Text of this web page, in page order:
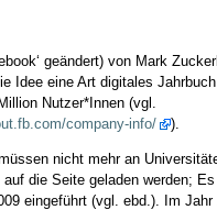
geändert) von Mark
Idee eine Art digitales
Nutzer*Innen (vgl.
company-info/ ).
nicht mehr an
die Seite geladen werden;
eingeführt (vgl. ebd.). Im